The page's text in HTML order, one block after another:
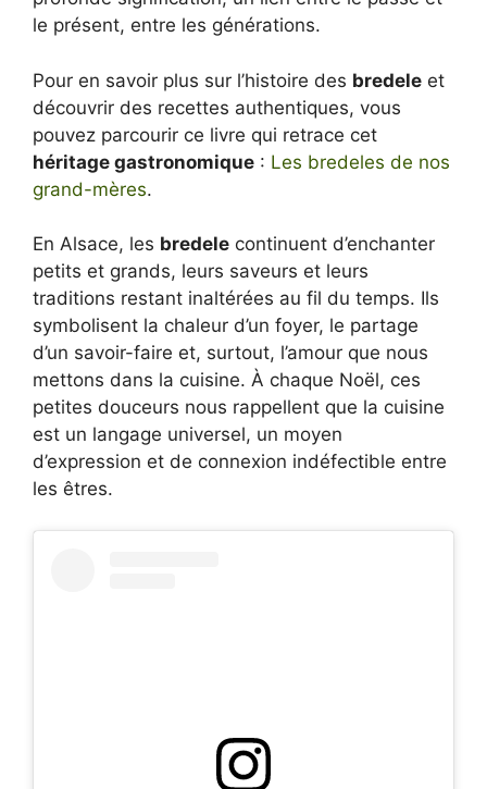
le présent, entre les générations.
Pour en savoir plus sur l’histoire des bredele et
découvrir des recettes authentiques, vous
pouvez parcourir ce livre qui retrace cet
héritage gastronomique : Les bredeles de nos
grand-mères.
En Alsace, les bredele continuent d’enchanter
petits et grands, leurs saveurs et leurs
traditions restant inaltérées au fil du temps. Ils
symbolisent la chaleur d’un foyer, le partage
d’un savoir-faire et, surtout, l’amour que nous
mettons dans la cuisine. À chaque Noël, ces
petites douceurs nous rappellent que la cuisine
est un langage universel, un moyen
d’expression et de connexion indéfectible entre
les êtres.